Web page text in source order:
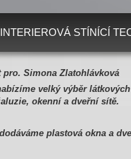
INTERIEROVÁ STÍNÍCÍ
pro. Simona Zlatohlávková
velký výběr
okenní a dveřní sítě.
plastová okna a